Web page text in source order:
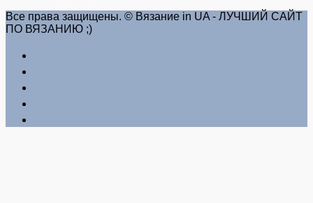
Все права защищены. © Вязание in UA - ЛУЧШИЙ САЙТ
ПО ВЯЗАНИЮ ;)